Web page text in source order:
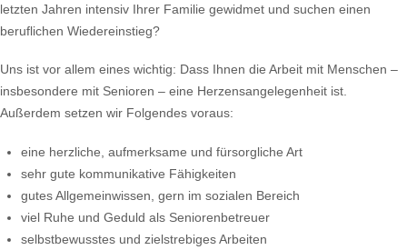
letzten Jahren intensiv Ihrer Familie gewidmet und suchen einen
beruflichen Wiedereinstieg?
Uns ist vor allem eines wichtig: Dass Ihnen die Arbeit mit Menschen –
insbesondere mit Senioren – eine Herzensangelegenheit ist.
Außerdem setzen wir Folgendes voraus:
eine herzliche, aufmerksame und fürsorgliche Art
sehr gute kommunikative Fähigkeiten
gutes Allgemeinwissen, gern im sozialen Bereich
viel Ruhe und Geduld als Seniorenbetreuer
selbstbewusstes und zielstrebiges Arbeiten